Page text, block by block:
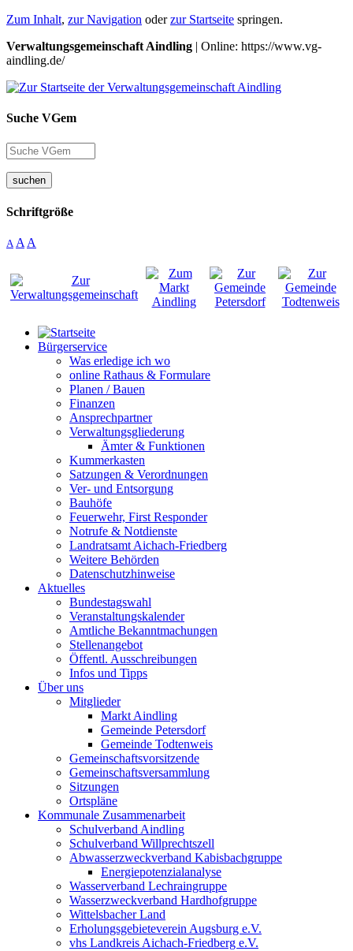
Zum Inhalt, zur Navigation oderzur Startseite springen.
Verwaltungsgemeinschaft Aindling | Online: https://www.vg-
aindling.de/
Suche VGem
suchen
Schriftgröße
A A A
Bürgerservice
Was erledige ich wo
online Rathaus & Formulare
Planen / Bauen
Finanzen
Ansprechpartner
Verwaltungsgliederung
Ämter & Funktionen
Kummerkasten
Satzungen & Verordnungen
Ver- und Entsorgung
Bauhöfe
Feuerwehr, First Responder
Notrufe & Notdienste
Landratsamt Aichach-Friedberg
Weitere Behörden
Datenschutzhinweise
Aktuelles
Bundestagswahl
Veranstaltungskalender
Amtliche Bekanntmachungen
Stellenangebot
Öffentl. Ausschreibungen
Infos und Tipps
Über uns
Mitglieder
Markt Aindling
Gemeinde Petersdorf
Gemeinde Todtenweis
Gemeinschaftsvorsitzende
Gemeinschaftsversammlung
Sitzungen
Ortspläne
Kommunale Zusammenarbeit
Schulverband Aindling
Schulverband Willprechtszell
Abwasserzweckverband Kabisbachgruppe
Energiepotenzialanalyse
Wasserverband Lechraingruppe
Wasserzweckverband Hardhofgruppe
Wittelsbacher Land
Erholungsgebieteverein Augsburg e.V.
vhs Landkreis Aichach-Friedberg e.V.